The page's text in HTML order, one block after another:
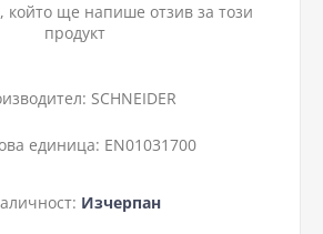
ще напише отзив за този
продукт
SCHNEIDER
единица: EN01031700
Изчерпан